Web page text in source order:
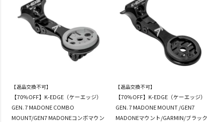
【返品交換不可】
【70％OFF】K-EDGE（ケーエッジ）
GEN. 7 MADONE COMBO
MOUNT/GEN7 MADONEコンボマウン
【返品交換不可】
【70％OFF】K-EDGE（ケーエッジ）
GEN. 7 MADONE MOUNT /GEN7
MADONEマウント/GARMIN/ブラック